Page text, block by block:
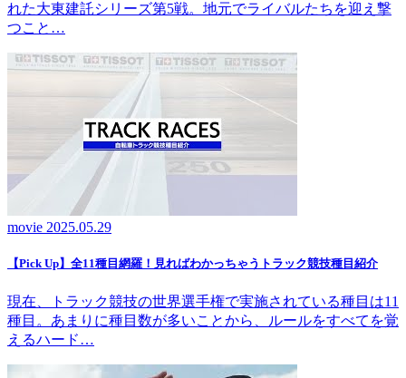
れた大東建託シリーズ第5戦。地元でライバルたちを迎え撃
つこと…
movie 2025.05.29
【Pick Up】全11種目網羅！見ればわかっちゃうトラック競技種目紹介
現在、トラック競技の世界選手権で実施されている種目は11
種目。あまりに種目数が多いことから、ルールをすべてを覚
えるハード…